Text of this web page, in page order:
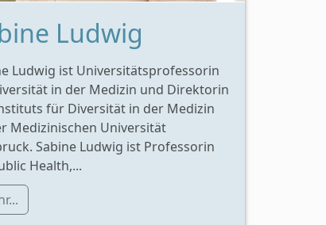
Ludwig
Ludwig ist Universitätsprofessorin
in der Medizin und Direktorin
für Diversität in der Medizin
Medizinischen Universität
Sabine Ludwig ist Professorin
Health,...